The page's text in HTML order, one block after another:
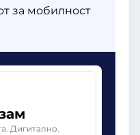
за мобилност
Дигитално.